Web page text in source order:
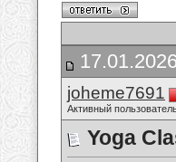
joheme7691
Активный
Yoga